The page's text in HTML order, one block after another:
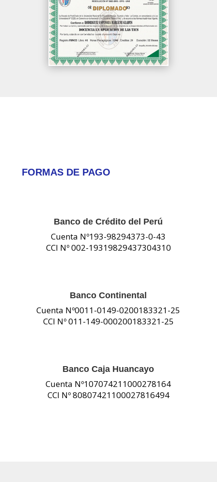
FORMAS DE PAGO
Banco de Crédito del Perú
Cuenta Nº193-98294373-0-43
CCI Nº 002-19319829437304310
Banco Continental
Cuenta Nº0011-0149-0200183321-25
CCI Nº 011-149-000200183321-25
Banco Caja Huancayo
Cuenta Nº107074211000278164
CCI Nº 80807421100027816494